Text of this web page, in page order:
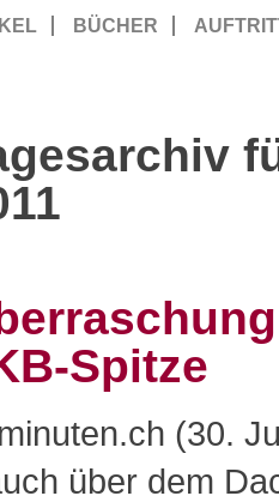
BÜCHER
Spitze
(30.
über dem